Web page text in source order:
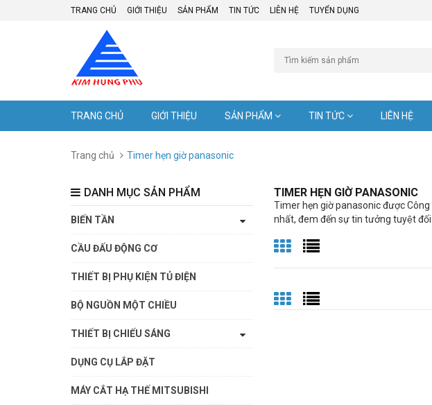
TRANG CHỦ GIỚI THIỆU SẢN PHẨM TIN TỨC LIÊN HỆ TUYỂN DỤNG
TRANG CHỦ GIỚI THIỆU SẢN PHẨM TIN TỨC LIÊN HỆ
Trang chủ Timer hẹn giờ panasonic
TIMER HẸN GIỜ PANASONIC
Timer hẹn giờ panasonic được
nhất, đem đến sự tin tưởng tuyệt đối
DANH MỤC SẢN PHẨM
BIẾN TẦN
CẦU ĐẤU ĐỘNG CƠ
THIẾT BỊ PHỤ KIỆN TỦ ĐIỆN
BỘ NGUỒN MỘT CHIỀU
THIẾT BỊ CHIẾU SÁNG
DỤNG CỤ LẮP ĐẶT
MÁY CẮT HẠ THẾ MITSUBISHI